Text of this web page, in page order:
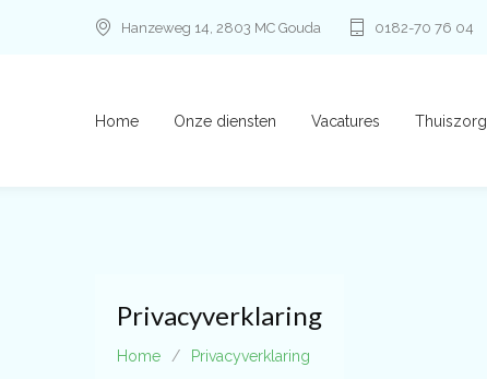
Hanzeweg 14, 2803 MC Gouda 0182-70 76 04
Home Onze diensten Vacatures Thuiszorg
Privacyverklaring
Home / Privacyverklaring